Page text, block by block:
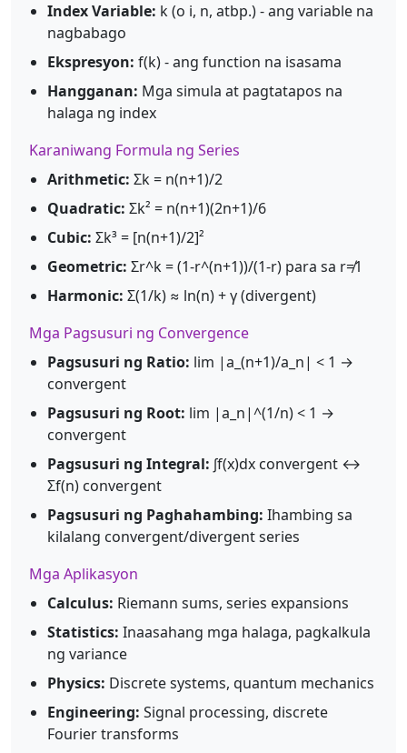
Index Variable: k (o i, n, atbp.) - ang variable na
nagbabago
Ekspresyon: f(k) - ang function na isasama
Hangganan: Mga simula at pagtatapos na
halaga ng index
Karaniwang Formula ng Series
Arithmetic: Σk = n(n+1)/2
Quadratic: Σk² = n(n+1)(2n+1)/6
Cubic: Σk³ = [n(n+1)/2]²
Geometric: Σr^k = (1-r^(n+1))/(1-r) para sa r≠1
Harmonic: Σ(1/k) ≈ ln(n) + γ (divergent)
Mga Pagsusuri ng Convergence
Pagsusuri ng Ratio: lim |a_(n+1)/a_n| < 1 →
convergent
Pagsusuri ng Root: lim |a_n|^(1/n) < 1 →
convergent
Pagsusuri ng Integral: ∫f(x)dx convergent ↔
Σf(n) convergent
Pagsusuri ng Paghahambing: Ihambing sa
kilalang convergent/divergent series
Mga Aplikasyon
Calculus: Riemann sums, series expansions
Statistics: Inaasahang mga halaga, pagkalkula
ng variance
Physics: Discrete systems, quantum mechanics
Engineering: Signal processing, discrete
Fourier transforms